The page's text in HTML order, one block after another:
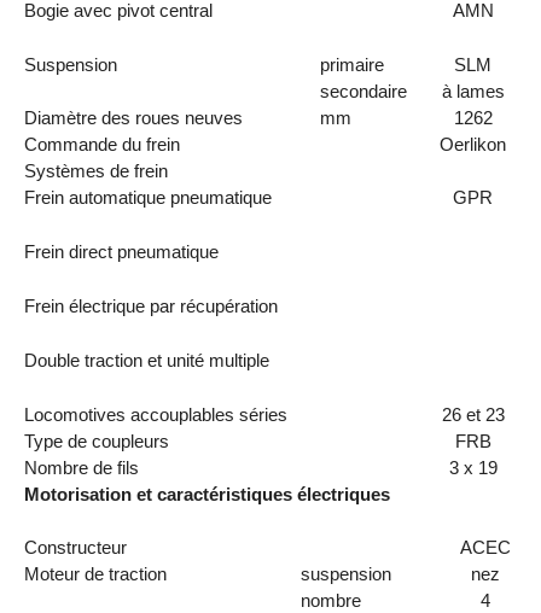
Bogie avec pivot central
AMN
Suspension primaire
SLM
secondaire
à lames
Diamètre des roues neuves
mm
1262
Commande du frein
Oerlikon
Systèmes de frein
Frein automatique pneumatique
GPR
Frein direct pneumatique
Frein électrique par récupération
Double traction et unité multiple
Locomotives accouplables séries
26 et 23
Type de coupleurs
FRB
Nombre de fils
3 x 19
Motorisation et caractéristiques électriques
Constructeur
ACEC
Moteur de traction
suspension
nez
nombre
4